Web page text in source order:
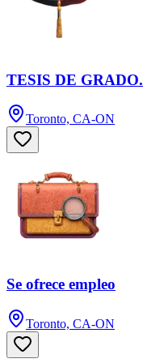
TESIS DE
Toronto, CA-ON
Se ofrece empleo
Toronto, CA-ON